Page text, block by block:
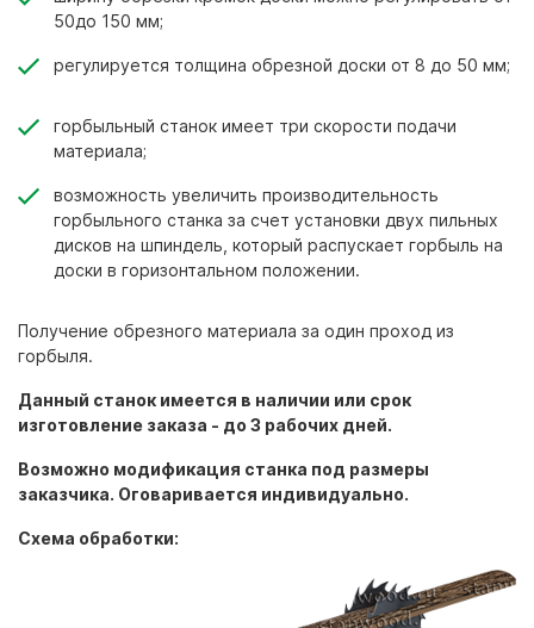
50до 150 мм;
регулируется толщина обрезной доски от 8 до 50 мм;
горбыльный станок имеет три скорости подачи
материала;
возможность увеличить производительность
горбыльного станка за счет установки двух пильных
дисков на шпиндель, который распускает горбыль на
доски в горизонтальном положении.
Получение обрезного материала за один проход из
горбыля.
Данный станок имеется в наличии или срок
изготовление заказа - до 3 рабочих дней.
Возможно модификация станка под размеры
заказчика. Оговаривается индивидуально.
Схема обработки: